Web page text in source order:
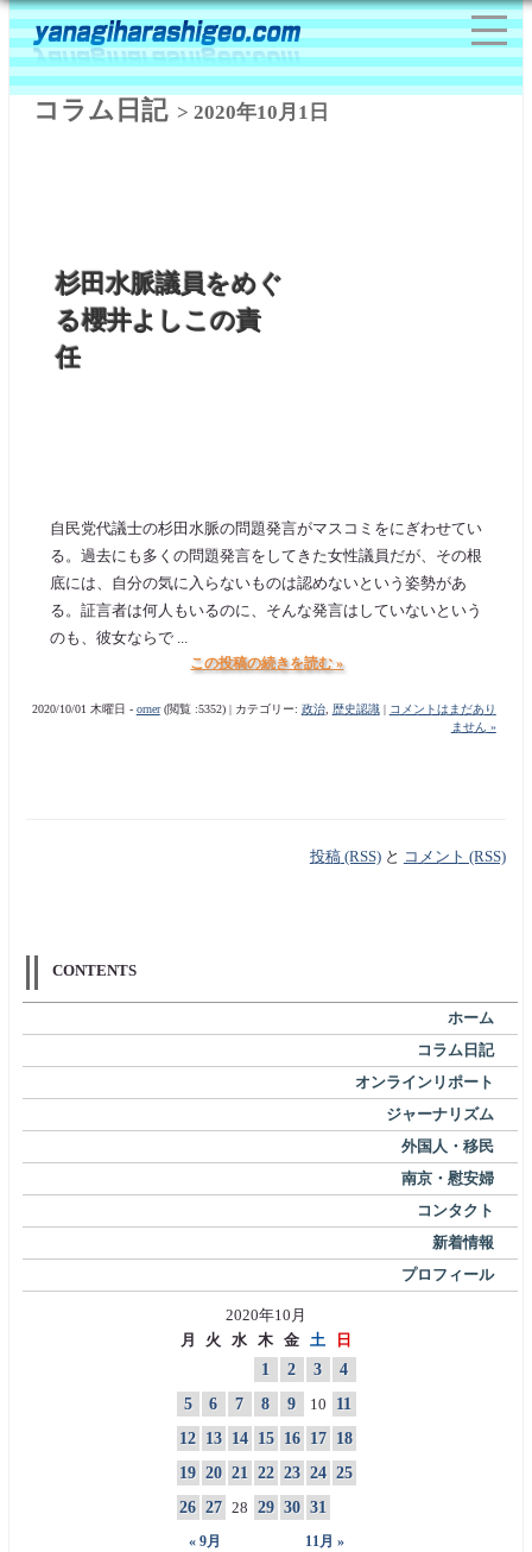
コラム日記> 2020年10月1日
杉田水脈議員をめぐ
る櫻井よしこの責
任
自民党代議士の杉田水脈の問題発言がマスコミをにぎわせてい
る。過去にも多くの問題発言をしてきた女性議員だが、その根
底には、自分の気に入らないものは認めないという姿勢があ
る。証言者は何人もいるのに、そんな発言はしていないという
のも、彼女ならで ...
この投稿の続きを読む »
2020/10/01 木曜日 - orner(閲覧 :5352) | カテゴリー: 政治, 歴史認識|
コメントはまだあり
ません »
投稿 (RSS)と コメント (RSS)
CONTENTS
ホーム
コラム日記
オンラインリポート
ジャーナリズム
外国人・移民
南京・慰安婦
コンタクト
新着情報
プロフィール
2020年10月
月
火 水 木 金 土 日
« 9月 11月 »
1 2 3
4
5
6 7 8 9 10
11
12 13 14 15 16 17
18
19 20 21 22 23 24 25
26 27 28 29 30 31